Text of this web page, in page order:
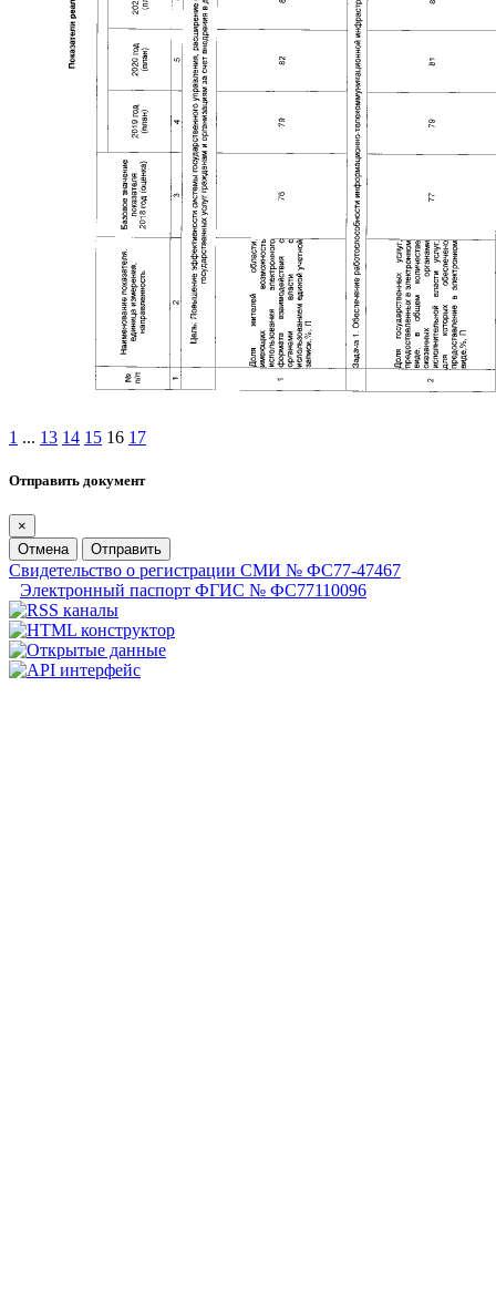
1 ... 13 14 15 16 17
Отправить документ
×
Отмена
Отправить
Свидетельство о регистрации СМИ № ФС77-47467
Электронный паспорт ФГИС № ФС77110096